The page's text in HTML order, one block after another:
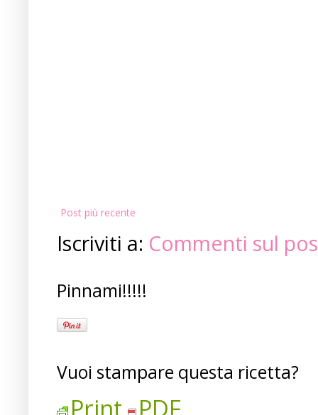
Post più recente
Iscriviti a: Commenti sul
Pinnami!!!!!
Vuoi stampare questa ricetta?
Print PDF